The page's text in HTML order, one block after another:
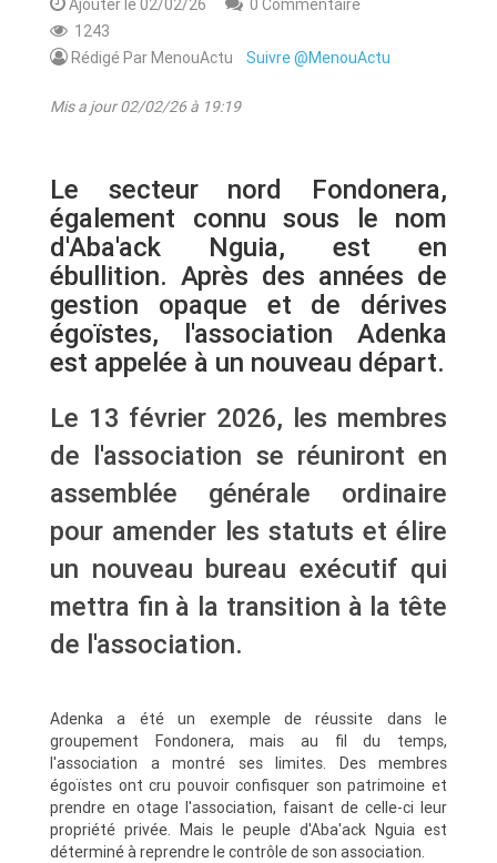
Ajouter le 02/02/26
0 Commentaire
1243
Rédigé Par MenouActu Suivre @MenouActu
Mis a jour 02/02/26 à 19:19
Le secteur nord Fondonera,
également connu sous le nom
d'Aba'ack Nguia, est en
ébullition. Après des années de
gestion opaque et de dérives
égoïstes, l'association Adenka
est appelée à un nouveau départ.
Le 13 février 2026, les membres
de l'association se réuniront en
assemblée générale ordinaire
pour amender les statuts et élire
un nouveau bureau exécutif qui
mettra fin à la transition à la tête
de l'association.
Adenka a été un exemple de réussite dans le
groupement Fondonera, mais au fil du temps,
l'association a montré ses limites. Des membres
égoïstes ont cru pouvoir confisquer son patrimoine et
prendre en otage l'association, faisant de celle-ci leur
propriété privée. Mais le peuple d'Aba'ack Nguia est
déterminé à reprendre le contrôle de son association.